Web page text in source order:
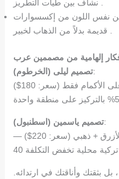
من نفس اللون من إكسسوارات
تصميم ليلى (الخرطوم):
عباءة شيفون وردي فاتح بتطريز “تلي” على الأكمام فقط (سعر: 180$)
تصميم ياسمين (اسطنبول):
فساتين دانتيل مطرزة بالخرز الأزرق + ذهبي (سعر: 220$) —
بثقتك وأناقتك في ارتدائه.